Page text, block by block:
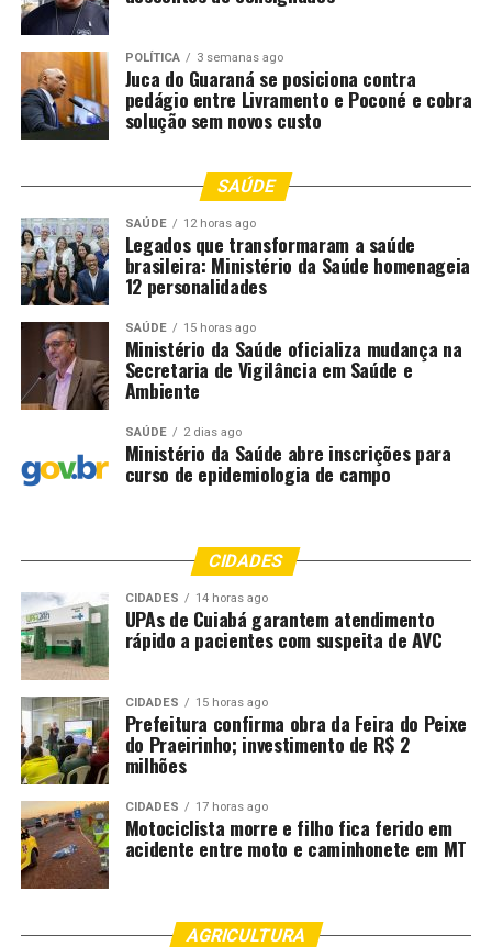
DESTAQUE FAZ PERDER SETOR TARIFAÇO
VENDAS
UP NEXT
Produtores rurais ganham novo fôlego com marco do
autocontrole no agronegócio
Expominério 2025 impulsiona inovação e fortalece setor
com R$ 270 bilhões em negócios
POLÍTICA 3 semanas ago
Juca do Guaraná se posiciona contra
pedágio entre Livramento e Poconé e cobra
solução sem novos custo
SAÚDE
SAÚDE 12 horas ago
Legados que transformaram a saúde
brasileira: Ministério da Saúde homenageia
12 personalidades
SAÚDE 15 horas ago
Ministério da Saúde oficializa mudança na
Secretaria de Vigilância em Saúde e
Ambiente
SAÚDE 2 dias ago
Ministério da Saúde abre inscrições para
curso de epidemiologia de campo
CIDADES
CIDADES 14 horas ago
UPAs de Cuiabá garantem atendimento
rápido a pacientes com suspeita de AVC
CIDADES 15 horas ago
Prefeitura confirma obra da Feira do Peixe
do Praeirinho; investimento de R$ 2
milhões
CIDADES 17 horas ago
Motociclista morre e filho fica ferido em
acidente entre moto e caminhonete em MT
AGRICULTURA